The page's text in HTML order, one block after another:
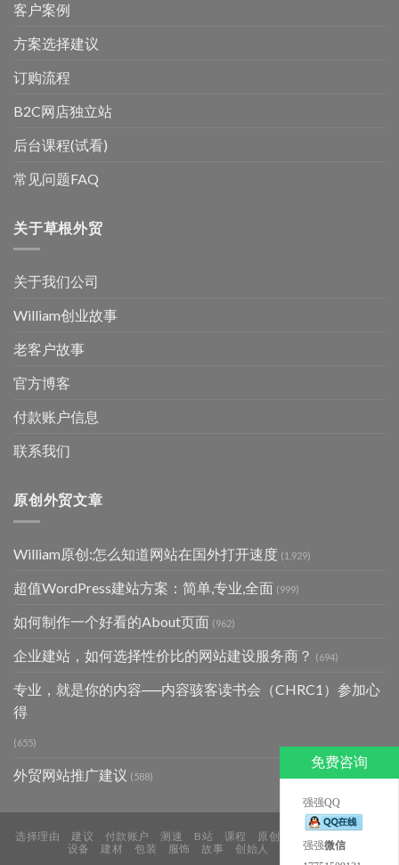
客户案例
方案选择建议
订购流程
B2C网店独立站
后台课程(试看)
常见问题FAQ
关于草根外贸
关于我们公司
William创业故事
老客户故事
官方博客
付款账户信息
联系我们
原创外贸文章
William原创:怎么知道网站在国外打开速度 (1,929)
超值WordPress建站方案：简单,专业,全面 (999)
如何制作一个好看的About页面 (962)
企业建站，如何选择性价比的网站建设服务商？ (694)
专业，就是你的内容──内容骇客读书会（CHRC1）参加心
得
(655)
外贸网站推广建议 (588)
选择理由 建议 付款账户 测速 B站 课程 原创
设备
建材 包装 服饰 故事 创始人 关于
免费咨询
强强QQ
强强微信